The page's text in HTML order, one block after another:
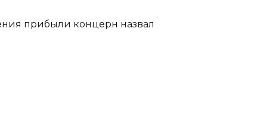
прибыли концерн назвал